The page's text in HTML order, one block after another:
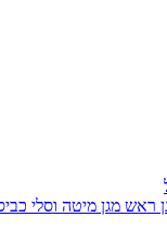
ראש מגן מיטה וסלי